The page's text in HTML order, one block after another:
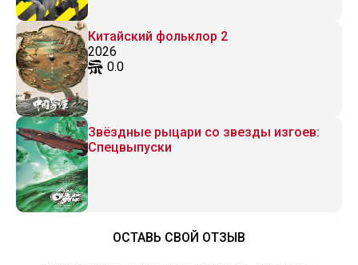
Китайский фольклор 2
2026
0.0
Звёздные рыцари со звезды изгоев:
Спецвыпуски
ОСТАВЬ СВОЙ ОТЗЫВ